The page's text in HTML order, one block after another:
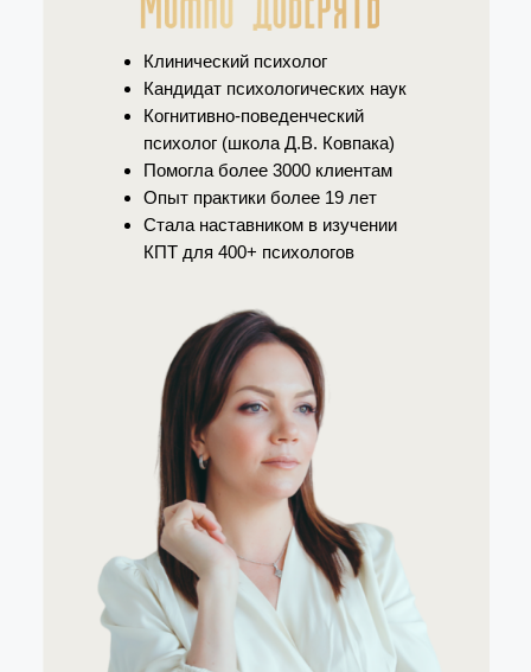
Клинический психолог
Кандидат психологических наук
Когнитивно-поведенческий
психолог (школа Д.В. Ковпака)
Помогла более 3000 клиентам
Опыт практики более 19 лет
Стала наставником в изучении
КПТ для 400+ психологов